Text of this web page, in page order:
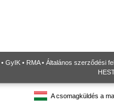
• GyIK • RMA• Általános szerződési
A csomagküldés a